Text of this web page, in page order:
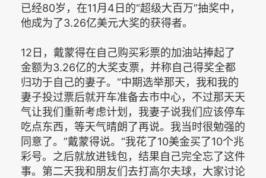
已经80岁，在11月4日的“超级大百万”抽奖中，
他成为了3.26亿美元大奖的获得者。
12日，戴蒙得在自己购买彩票的加油站捧起了
金额为3.26亿的大奖支票，并称自己得奖全都
归功于自己的妻子。“中期选举那天，我和我的
妻子投过票后就开车准备去市中心，不过那天天
气让我们重新考虑计划，我妻子说我们应该停车
吃点东西，等天气晴朗了再说。我当时很勉强的
同意了。”戴蒙得说。“我花了10美金买了10个兆
彩号。之后就放进钱包，结果自己完全忘了这件
事。第二天我和朋友们去打高尔夫球，大家讨论